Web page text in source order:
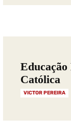
Católica
VICTOR PEREIRA